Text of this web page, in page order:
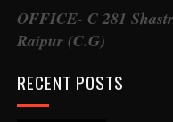
OFFICE- C 281
Raipur (C.G)
RECENT POSTS